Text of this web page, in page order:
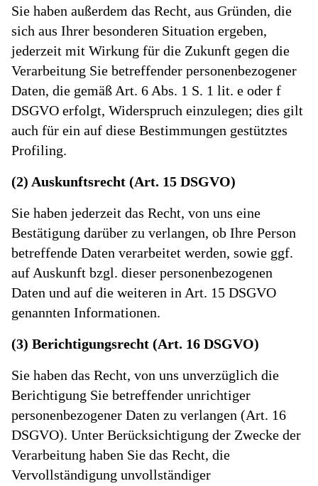
Sie haben außerdem das Recht, aus Gründen, die
sich aus Ihrer besonderen Situation ergeben,
jederzeit mit Wirkung für die Zukunft gegen die
Verarbeitung Sie betreffender personenbezogener
Daten, die gemäß Art. 6 Abs. 1 S. 1 lit. e oder f
DSGVO erfolgt, Widerspruch einzulegen; dies gilt
auch für ein auf diese Bestimmungen gestütztes
Profiling.
(2) Auskunftsrecht (Art. 15 DSGVO)
Sie haben jederzeit das Recht, von uns eine
Bestätigung darüber zu verlangen, ob Ihre Person
betreffende Daten verarbeitet werden, sowie ggf.
auf Auskunft bzgl. dieser personenbezogenen
Daten und auf die weiteren in Art. 15 DSGVO
genannten Informationen.
(3) Berichtigungsrecht (Art. 16 DSGVO)
Sie haben das Recht, von uns unverzüglich die
Berichtigung Sie betreffender unrichtiger
personenbezogener Daten zu verlangen (Art. 16
DSGVO). Unter Berücksichtigung der Zwecke der
Verarbeitung haben Sie das Recht, die
Vervollständigung unvollständiger